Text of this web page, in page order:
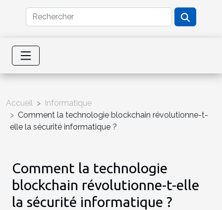
Accueil
Informatique
Comment la technologie blockchain révolutionne-t-
elle la sécurité informatique ?
Comment la technologie
blockchain révolutionne-t-elle
la sécurité informatique ?